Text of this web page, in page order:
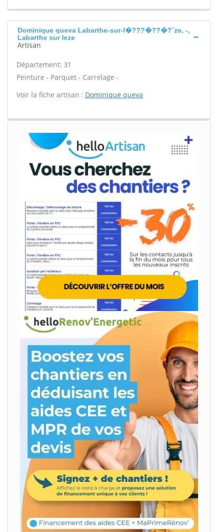
Dominique queva Labarthe-sur-l�???�??�?¨ze, -,
Labarthe sur leze
Artisan
Département: 31
Peinture - Parquet - Carrelage -
Voir la fiche artisan : Dominique queva